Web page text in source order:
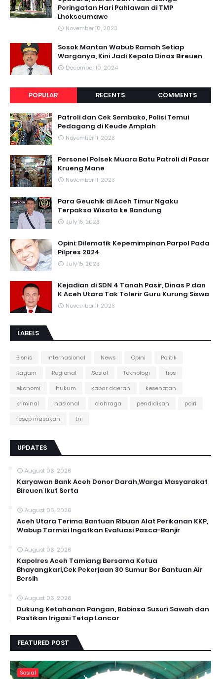
Peringatan Hari Pahlawan di TMP
Lhokseumawe
November 10, 2023
Sosok Mantan Wabub Ramah Setiap
Warganya, Kini Jadi Kepala Dinas Bireuen
December 10, 2024
POPULAR RECENTS COMMENTS
Patroli dan Cek Sembako, Polisi Temui
Pedagang di Keude Amplah
November 11, 2023
Personel Polsek Muara Batu Patroli di Pasar
Krueng Mane
November 11, 2023
Para Geuchik di Aceh Timur Ngaku
Terpaksa Wisata ke Bandung
July 15, 2023
Opini: Dilematik Kepemimpinan Parpol Pada
Pilpres 2024
July 15, 2023
Kejadian di SDN 4 Tanah Pasir, Dinas P dan
K Aceh Utara Tak Tolerir Guru Kurung Siswa
November 11, 2023
LABELS
Bisnis Internasional News Opini
Politik
Ragam
Regional Sosial Teknologi
Tips
ekonomi
hukum kabar daerah
kesehatan
kriminal
nasional olahraga pendidikan
polri
resep masakan
tni
UPDATES
August 06, 2026
Karyawan Bank Aceh Donor Darah,Warga Masyarakat
Bireuen Ikut Serta
August 06, 2026
Aceh Utara Terima Bantuan Ribuan Alat Perikanan KKP,
Wabup Tarmizi Ingatkan Evaluasi Pasca-Banjir
August 06, 2026
Kapolres Aceh Tamiang Bersama Ketua
Bhayangkari,Cek Pekerjaan 30 Sumur Bor Bantuan Air
Bersih
August 06, 2026
Dukung Ketahanan Pangan, Babinsa Susuri Sawah dan
Pastikan Irigasi Tetap Lancar
FEATURED POST
Sosial